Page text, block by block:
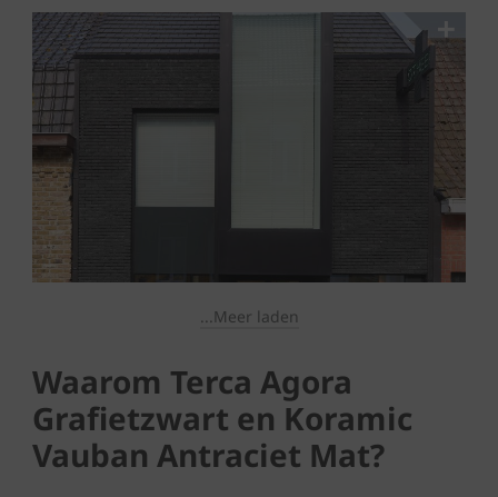
...Meer laden
Waarom Terca Agora
Grafietzwart en Koramic
Vauban Antraciet Mat?